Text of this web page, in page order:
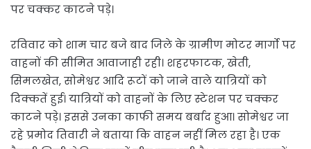
पर चक्कर काटने पड़े।
रविवार को शाम चार बजे बाद जिले के ग्रामीण मोटर मार्गो पर
वाहनों की सीमित आवाजाही रही। शहरफाटक, खेती,
सिमलखेत, सोमेश्वर आदि रूटों को जाने वाले यात्रियों को
दिक्कतें हुई। यात्रियों को वाहनों के लिए स्टेशन पर चक्कर
काटने पड़े। इससे उनका काफी समय बर्बाद हुआ। सोमेश्वर जा
रहे प्रमोद तिवारी ने बताया कि वाहन नहीं मिल रहा है। एक